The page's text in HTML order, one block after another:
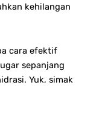
kehilangan
cara efektif
sepanjang
Yuk, simak